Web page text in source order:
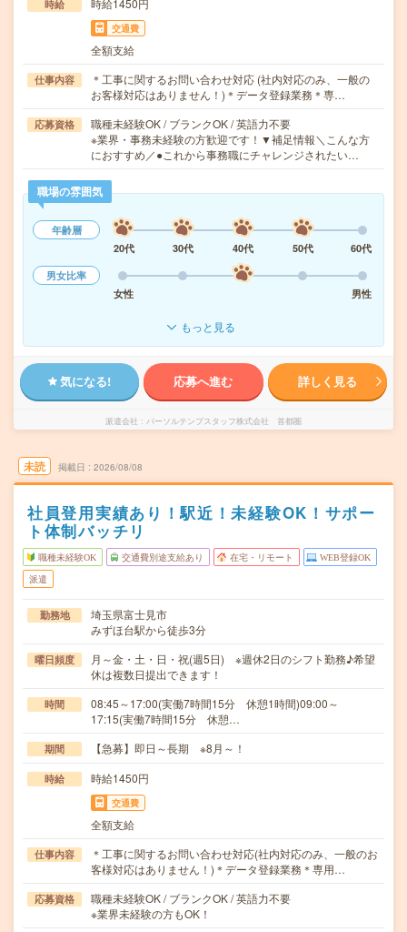
時給 時給1450円
交通費
全額支給
仕事内容
＊工事に関するお問い合わせ対応 (社内対応のみ、一般の
お客様対応はありません！)＊データ登録業務＊専…
応募資格
職種未経験OK / ブランクOK / 英語力不要
※業界・事務未経験の方歓迎です！▼補足情報＼こんな方
におすすめ／●これから事務職にチャレンジされたい…
職場の雰囲気
年齢層
20代
30代 40代 50代
60代
男女比率
女性
男性
もっと見る
気になる! 応募へ進む 詳しく見る
派遣会社 パーソルテンプスタッフ株式会社 首都圏
未読 掲載日 2026/08/08
社員登用実績あり！駅近！未経験OK！サポー
ト体制バッチリ
職種未経験OK 交通費別途支給あり 在宅・リモート WEB登録OK
派遣
勤務地
埼玉県富士見市
みずほ台駅から徒歩3分
曜日頻度
月～金・土・日・祝(週5日) ※週休2日のシフト勤務♪希望
休は複数日提出できます！
時間
08:45～17:00(実働7時間15分 休憩1時間)09:00～
17:15(実働7時間15分 休憩…
期間 【急募】即日～長期 ※8月～！
時給 時給1450円
交通費
全額支給
仕事内容
＊工事に関するお問い合わせ対応(社内対応のみ、一般のお
客様対応はありません！)＊データ登録業務＊専用…
応募資格
職種未経験OK / ブランクOK / 英語力不要
※業界未経験の方もOK！